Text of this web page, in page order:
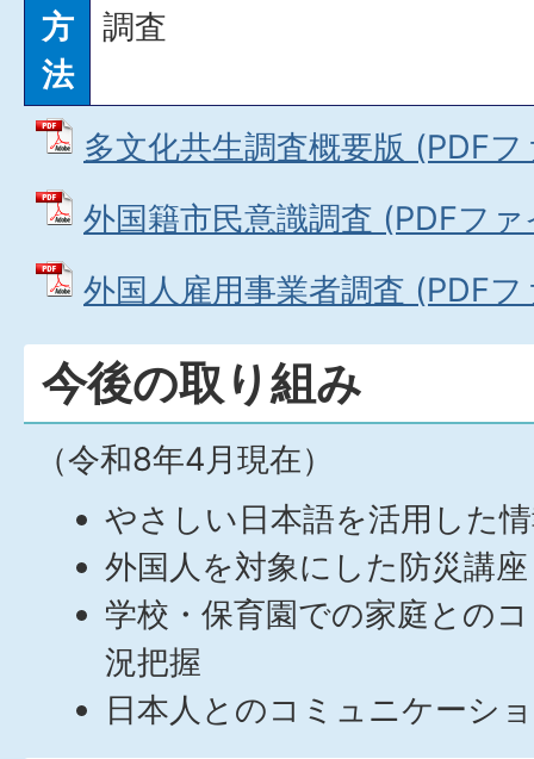
方
法
調査
多文化共生調査概要版 (PDF
外国籍市民意識調査 (PDFフ
外国人雇用事業者調査 (PDF
今後の取り組み
（令和8年4月現在）
やさしい日本語を活用した
外国人を対象にした防災講座
学校・保育園での家庭との
況把握
日本人とのコミュニケーシ